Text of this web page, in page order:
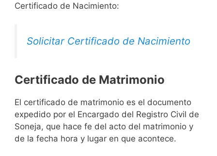
Certificado de Nacimiento:
Solicitar Certificado de Nacimiento
Certificado de Matrimonio
El certificado de matrimonio es el documento
expedido por el Encargado del Registro Civil de
Soneja, que hace fe del acto del matrimonio y
de la fecha hora y lugar en que acontece.